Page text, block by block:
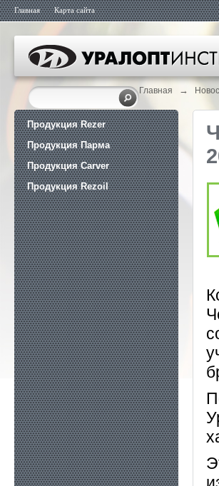
Главная Карта сайта
Главная →
Продукция Rezer
Продукция Парма
Продукция Carver
Продукция Rezoil